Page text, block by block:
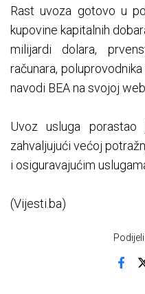
Rast uvoza gotovo u
kupovine kapitalnih
milijardi dolara,
računara,
navodi BEA na svojoj
Uvoz usluga
zahvaljujući većoj
i osiguravajućim
(Vijesti.ba)